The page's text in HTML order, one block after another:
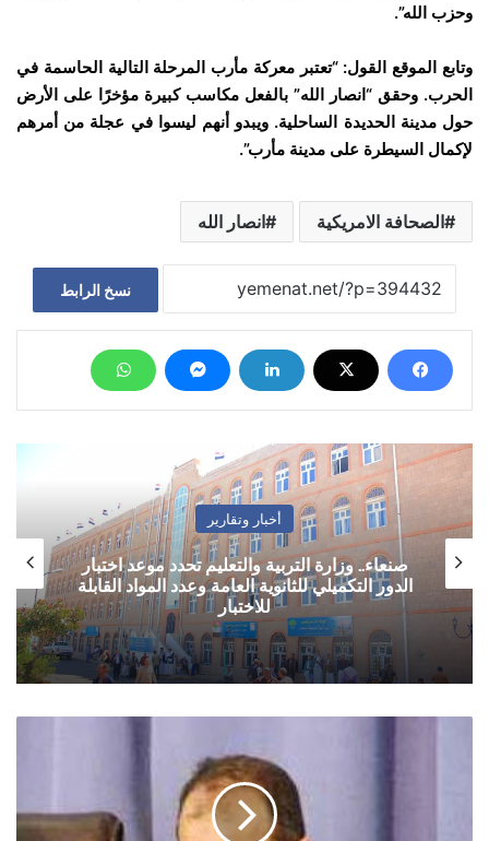
وحزب الله”.
وتابع الموقع القول: “تعتبر معركة مأرب المرحلة التالية الحاسمة في
الحرب. وحقق “انصار الله” بالفعل مكاسب كبيرة مؤخرًا على الأرض
حول مدينة الحديدة الساحلية. ويبدو أنهم ليسوا في عجلة من أمرهم
لإكمال السيطرة على مدينة مأرب”.
الصحافة الامريكية انصار الله
نسخ الرابط
أخبار وتقارير
صنعاء.. وزارة التربية والتعليم تحدد موعد اختبار
الدور التكميلي للثانوية العامة وعدد المواد القابلة
للاختبار